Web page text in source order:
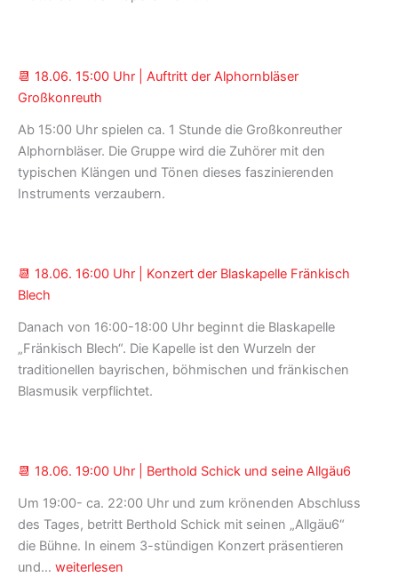
📆 18.06. 15:00 Uhr | Auftritt der Alphornbläser
Großkonreuth
Ab 15:00 Uhr spielen ca. 1 Stunde die Großkonreuther
Alphornbläser. Die Gruppe wird die Zuhörer mit den
typischen Klängen und Tönen dieses faszinierenden
Instruments verzaubern.
📆 18.06. 16:00 Uhr | Konzert der Blaskapelle Fränkisch
Blech
Danach von 16:00-18:00 Uhr beginnt die Blaskapelle
„Fränkisch Blech“. Die Kapelle ist den Wurzeln der
traditionellen bayrischen, böhmischen und fränkischen
Blasmusik verpflichtet.
📆 18.06. 19:00 Uhr | Berthold Schick und seine Allgäu6
Um 19:00- ca. 22:00 Uhr und zum krönenden Abschluss
des Tages, betritt Berthold Schick mit seinen „Allgäu6“
die Bühne. In einem 3-stündigen Konzert präsentieren
und… 📆 18.06.
weiterlesen